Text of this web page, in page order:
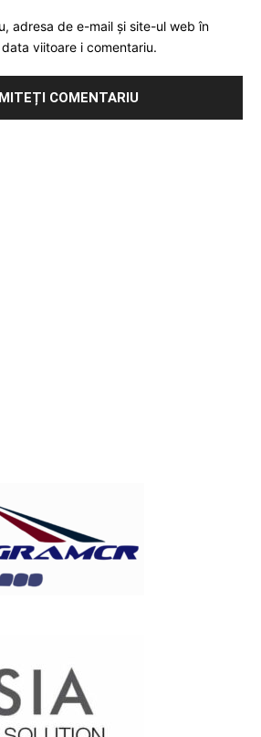
adresa de e-mail și site-ul web în
viitoare i comentariu.